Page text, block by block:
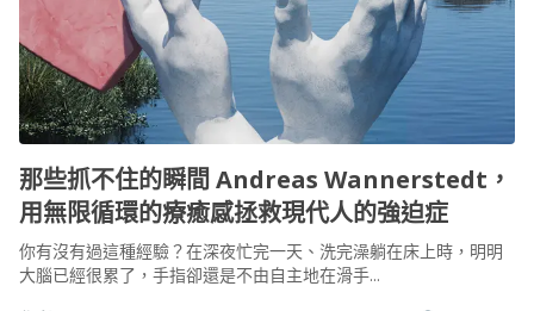
那些抓不住的瞬間 Andreas Wannerstedt，
用無限循環的療癒感拯救現代人的強迫症
你有沒有過這種經驗？在深夜忙完一天、洗完澡躺在床上時，明明
大腦已經很累了，手指卻還是不由自主地在滑手...